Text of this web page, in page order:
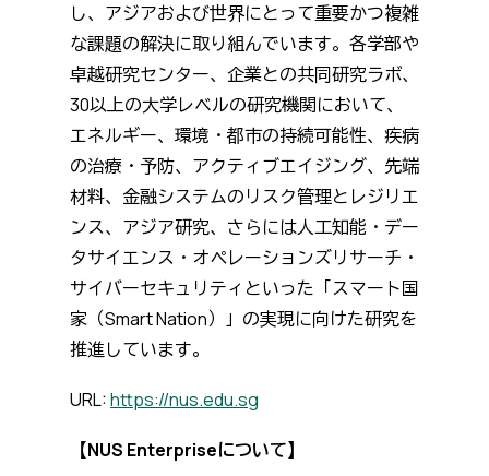
し、アジアおよび世界にとって重要かつ複雑
な課題の解決に取り組んでいます。各学部や
卓越研究センター、企業との共同研究ラボ、
30以上の大学レベルの研究機関において、
エネルギー、環境・都市の持続可能性、疾病
の治療・予防、アクティブエイジング、先端
材料、金融システムのリスク管理とレジリエ
ンス、アジア研究、さらには人工知能・デー
タサイエンス・オペレーションズリサーチ・
サイバーセキュリティといった「スマート国
家（Smart Nation）」の実現に向けた研究を
推進しています。
URL:https://nus.edu.sg
【NUS Enterpriseについて】